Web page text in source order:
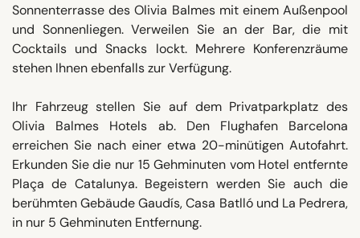
Sonnenterrasse des Olivia Balmes mit einem Außenpool
und Sonnenliegen. Verweilen Sie an der Bar, die mit
Cocktails und Snacks lockt. Mehrere Konferenzräume
stehen Ihnen ebenfalls zur Verfügung.
Ihr Fahrzeug stellen Sie auf dem Privatparkplatz des
Olivia Balmes Hotels ab. Den Flughafen Barcelona
erreichen Sie nach einer etwa 20-minütigen Autofahrt.
Erkunden Sie die nur 15 Gehminuten vom Hotel entfernte
Plaça de Catalunya. Begeistern werden Sie auch die
berühmten Gebäude Gaudís, Casa Batlló und La Pedrera,
in nur 5 Gehminuten Entfernung.